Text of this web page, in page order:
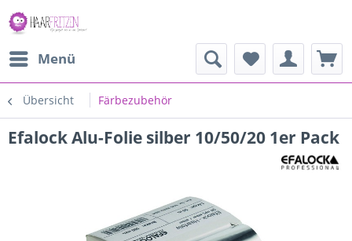
Menü
Übersicht Färbezubehör
Efalock Alu-Folie silber 10/50/20 1er Pack